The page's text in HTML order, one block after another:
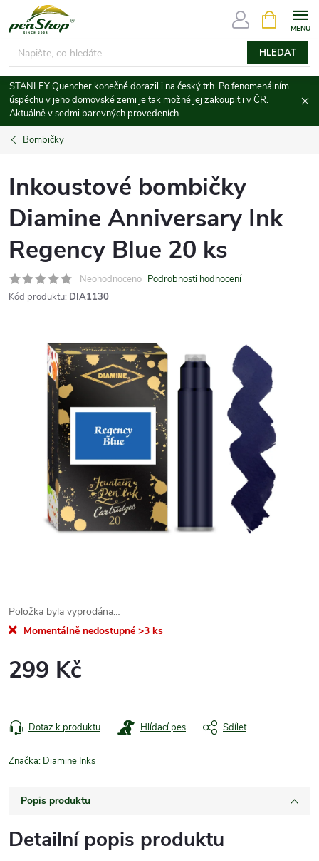
na
obsah
HLEDAT
NÁKUPNÍ
KOŠÍK
STANLEY Quencher konečně dorazil i na český trh. Po fenomenálním
úspěchu v jeho domovské zemi je tak možné jej zakoupit i v ČR.
Aktuálně v sedmi barevných provedeních.
Bombičky
Inkoustové bombičky
Diamine Anniversary Ink
Regency Blue 20 ks
Neohodnoceno Podrobnosti hodnocení
Kód produktu: DIA1130
Položka byla vyprodána…
Momentálně nedostupné >3 ks
299 Kč
cena:
Dotaz k produktu Hlídací pes Sdílet
Značka: Diamine Inks
Popis produktu
Detailní popis produktu